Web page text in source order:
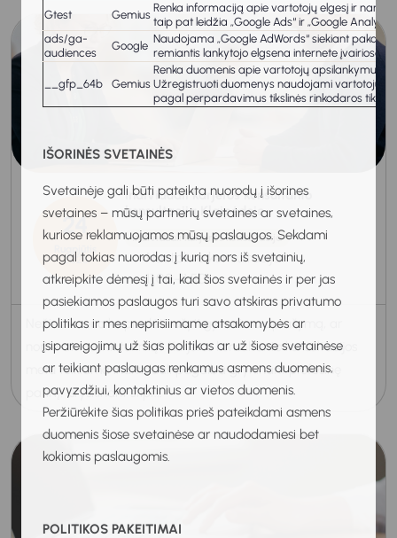
Gtest
Gemius
Renka informaciją apie vartotojų elgesį ir
taip pat leidžia „Google Ads“ ir „Google
ads/ga-
audiences
Google
Naudojama „Google AdWords“ siekiant
remiantis lankytojo elgsena internete įvairiose
__gfp_64b Gemius
Renka duomenis apie vartotojų apsilankymus
Užregistruoti duomenys naudojami vartotojų
pagal perpardavimus tikslinės rinkodaros
IŠORINĖS SVETAINĖS
Svetainėje gali būti pateikta nuorodų į išorines
svetaines – mūsų partnerių svetaines ar svetaines,
kuriose reklamuojamos mūsų paslaugos. Sekdami
pagal tokias nuorodas į kurią nors iš svetainių,
atkreipkite dėmesį į tai, kad šios svetainės ir per jas
pasiekiamos paslaugos turi savo atskiras privatumo
politikas ir mes neprisiimame atsakomybės ar
įsipareigojimų už šias politikas ar už šiose svetainėse
ar teikiant paslaugas renkamus asmens duomenis,
pavyzdžiui, kontaktinius ar vietos duomenis.
Peržiūrėkite šias politikas prieš pateikdami asmens
duomenis šiose svetainėse ar naudodamiesi bet
kokiomis paslaugomis.
POLITIKOS PAKEITIMAI
24
Rugpjūtis
2026
Individuali karjeros konsultanto
konsultacija Klaipėdoje
Individuali karjeros konsultacija
Nuotolinė konsultacija
11:00-11:50
Nežinote, nuo ko pradėti rašyti gyvenimo aprašymą, ar
norite atnaujinti turimą? Karjeros konsultanto konsultacijos
metu teikiama individuali pagalba gryninant profesinę
patirtį, išryškinant stipr...